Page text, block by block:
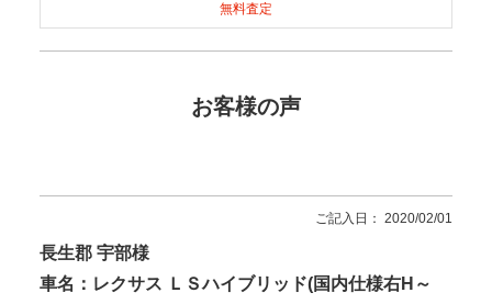
無料査定
お客様の声
ご記入日： 2020/02/01
長生郡 宇部様
車名：レクサス ＬＳハイブリッド(国内仕様右H～